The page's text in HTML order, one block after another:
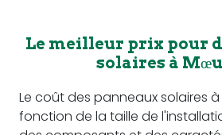
Le meilleur prix pour
solaires à
Le coût des panneaux solaires
fonction de la taille de